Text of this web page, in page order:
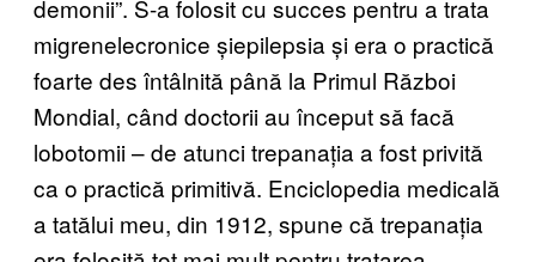
demonii”. S-a folosit cu succes pentru a trata
migrenelecronice șiepilepsia și era o practică
foarte des întâlnită până la Primul Război
Mondial, când doctorii au început să facă
lobotomii – de atunci trepanația a fost privită
ca o practică primitivă. Enciclopedia medicală
a tatălui meu, din 1912, spune că trepanația